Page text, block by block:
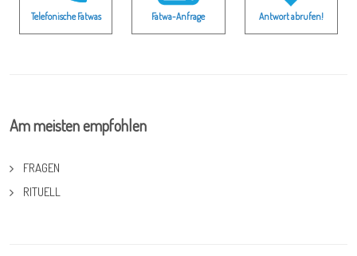
Telefonische Fatwas Fatwa-Anfrage Antwort abrufen!
Am meisten empfohlen
FRAGEN
RITUELL